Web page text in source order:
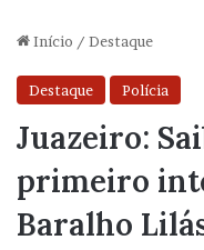
Início / Destaque
Destaque Polícia
Juazeiro:
primeiro
Baralho